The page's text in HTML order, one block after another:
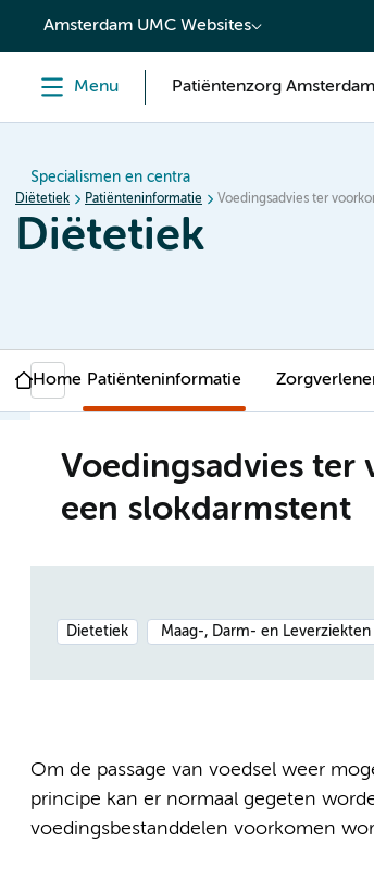
content
Amsterdam UMC Websites
Menu Patiëntenzorg
Specialismen en centra
Diëtetiek Patiënteninformatie Voedingsadvies ter
Diëtetiek
Home Patiënteninformatie
Voedingsadvies ter
een slokdarmstent
Dietetiek Maag-, Darm- en Leverziekten
Om de passage van voedsel weer
principe kan er normaal gegeten
voedingsbestanddelen voorkomen